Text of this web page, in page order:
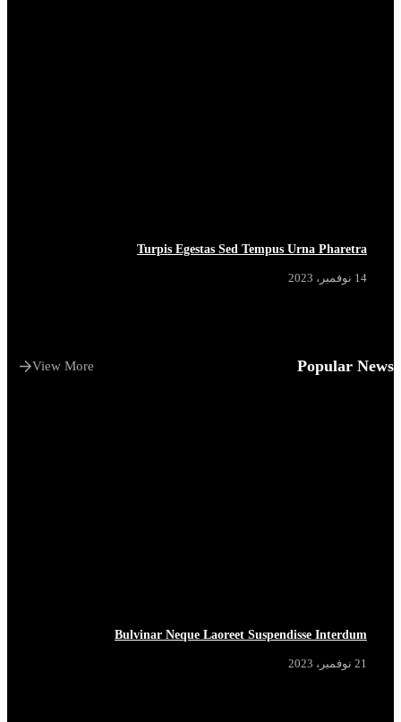
Turpis Egestas Sed Tempus Urna Pharetra
14 نوفمبر، 2023
Popular News
View More
Bulvinar Neque Laoreet Suspendisse Interdum
21 نوفمبر، 2023